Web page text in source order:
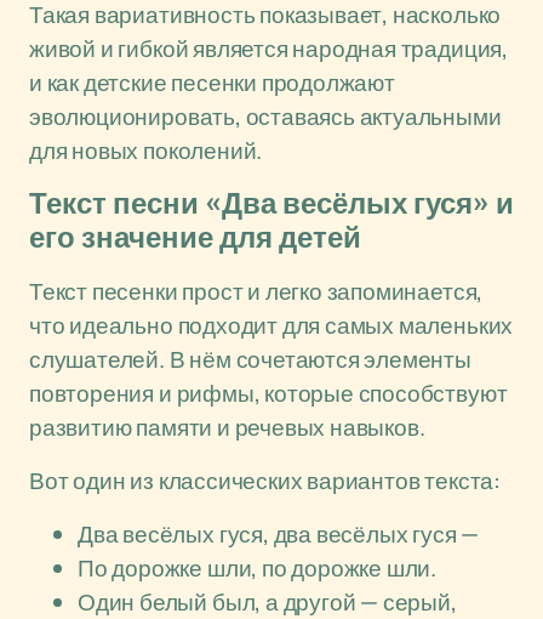
Такая вариативность показывает, насколько
живой и гибкой является народная традиция,
и как детские песенки продолжают
эволюционировать, оставаясь актуальными
для новых поколений.
Текст песни «Два весёлых гуся» и
его значение для детей
Текст песенки прост и легко запоминается,
что идеально подходит для самых маленьких
слушателей. В нём сочетаются элементы
повторения и рифмы, которые способствуют
развитию памяти и речевых навыков.
Вот один из классических вариантов текста:
Два весёлых гуся, два весёлых гуся —
По дорожке шли, по дорожке шли.
Один белый был, а другой — серый,